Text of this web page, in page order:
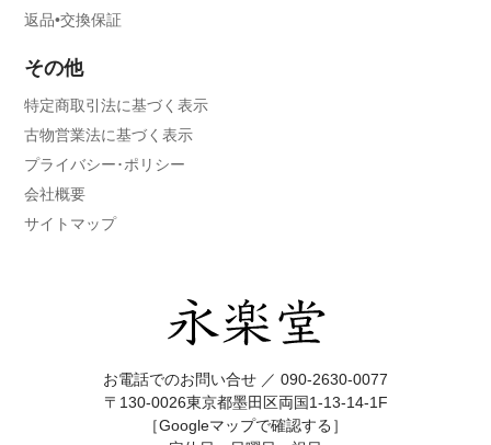
返品•交換保証
その他
特定商取引法に基づく表示
古物営業法に基づく表示
プライバシー･ポリシー
会社概要
サイトマップ
お電話でのお問い合せ ／ 090-2630-0077
〒130-0026東京都墨田区両国1-13-14-1F
［Googleマップで確認する］